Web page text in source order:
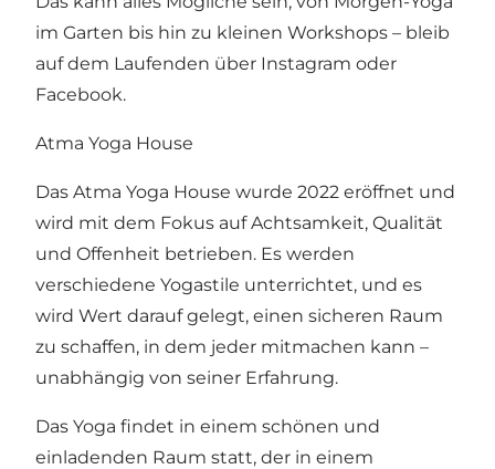
im Garten bis hin zu kleinen Workshops – bleib
auf dem Laufenden über Instagram oder
Facebook.
Atma Yoga House
Das Atma Yoga House wurde 2022 eröffnet und
wird mit dem Fokus auf Achtsamkeit, Qualität
und Offenheit betrieben. Es werden
verschiedene Yogastile unterrichtet, und es
wird Wert darauf gelegt, einen sicheren Raum
zu schaffen, in dem jeder mitmachen kann –
unabhängig von seiner Erfahrung.
Das Yoga findet in einem schönen und
einladenden Raum statt, der in einem